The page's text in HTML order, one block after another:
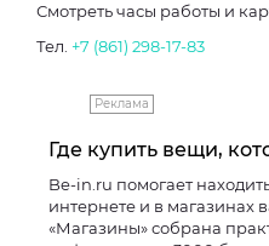
Смотреть часы работы и
Тел. +7 (861) 298-17-83
Реклама
Где купить вещи,
Be-in.ru помогает
интернете и в магазинах
«Магазины» собрана